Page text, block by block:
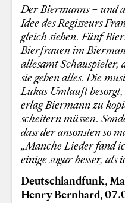
Der Biermanns – und
Idee des Regisseurs
gleich sieben. Fünf
Bierfrauen im
allesamt
sie geben alles. Die
Lukas Umlauft
erlag Biermann zu
scheitern müssen.
dass der ansonsten so
„Manche Lieder fand
einige sogar besser, als
Deutschlandfunk,
Henry Bernhard,